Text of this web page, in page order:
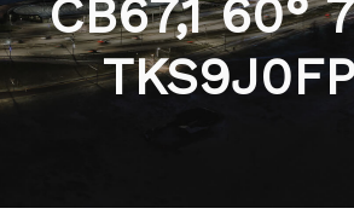
CB67,1 60°